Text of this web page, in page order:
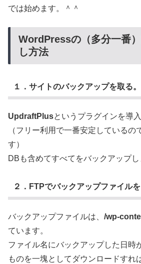
では始めます。＾＾
WordPressの（多分一番
し方法
１．サイトのバックアップを取る。
UpdraftPlusというプラグインを導入
（フリー利用で一番安定しているの
す）
DBも含めてすべてをバックアップし
２．FTPでバックアップファイル
バックアップファイルは、 /wp-
ています。
ファイル名にバックアップした日時
ものを一塊としてダウンロードすれ